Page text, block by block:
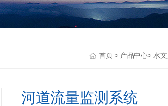
首页 > 产品中心> 水文
河道流量监测系统